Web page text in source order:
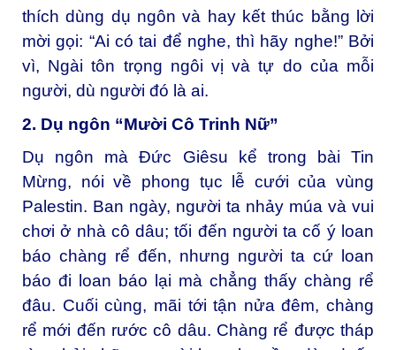
thích dùng dụ ngôn và hay kết thúc bằng lời
mời gọi: “Ai có tai để nghe, thì hãy nghe!” Bởi
vì, Ngài tôn trọng ngôi vị và tự do của mỗi
người, dù người đó là ai.
2. Dụ ngôn “Mười Cô Trinh Nữ”
Dụ ngôn mà Đức Giêsu kể trong bài Tin
Mừng, nói về phong tục lễ cưới của vùng
Palestin. Ban ngày, người ta nhảy múa và vui
chơi ở nhà cô dâu; tối đến người ta cố ý loan
báo chàng rể đến, nhưng người ta cứ loan
báo đi loan báo lại mà chẳng thấy chàng rể
đâu. Cuối cùng, mãi tới tận nửa đêm, chàng
rể mới đến rước cô dâu. Chàng rể được tháp